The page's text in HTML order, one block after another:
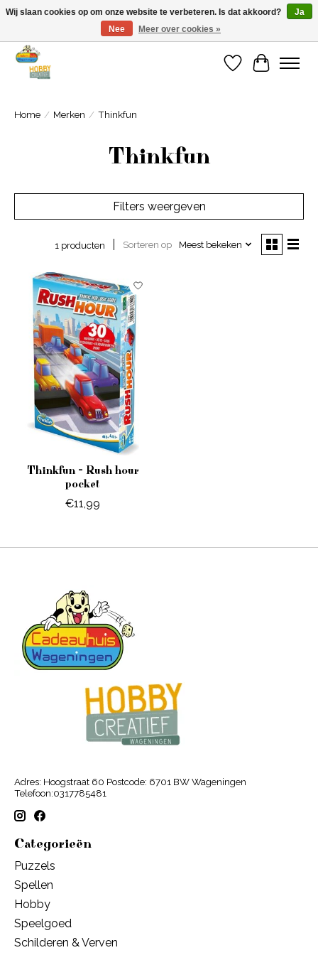
Welkom bij Cadeauhuis Wageningen
Verlanglijst
Home / Merken / Thinkfun
Thinkfun
Filters weergeven
1 producten Sorteren op Meest bekeken
Thinkfun - Rush hour
pocket
€11,99
Adres: Hoogstraat 60 Postcode: 6701 BW Wageningen
Telefoon:0317785481
Categorieën
Puzzels
Spellen
Hobby
Speelgoed
Schilderen & Verven
Wij slaan cookies op om onze website te verbeteren. Is dat akkoord?
Ja
Nee
Meer over cookies »